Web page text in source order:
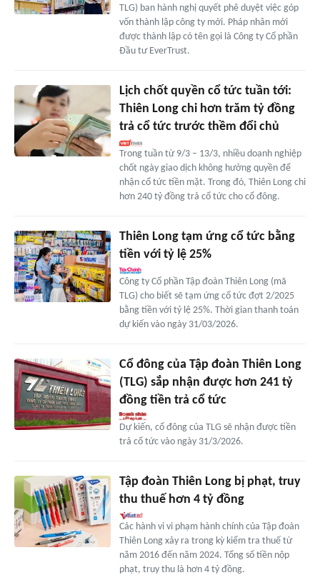
TLG) ban hành nghị quyết phê duyệt việc góp
vốn thành lập công ty mới. Pháp nhân mới
được thành lập có tên gọi là Công ty Cổ phần
Đầu tư EverTrust.
Lịch chốt quyền cổ tức tuần tới:
Thiên Long chi hơn trăm tỷ đồng
trả cổ tức trước thềm đổi chủ
Trong tuần từ 9/3 – 13/3, nhiều doanh nghiệp
chốt ngày giao dịch không hưởng quyền để
nhận cổ tức tiền mặt. Trong đó, Thiên Long chi
hơn 240 tỷ đồng trả cổ tức cho cổ đông.
Thiên Long tạm ứng cổ tức bằng
tiền với tỷ lệ 25%
Công ty Cổ phần Tập đoàn Thiên Long (mã
TLG) cho biết sẽ tạm ứng cổ tức đợt 2/2025
bằng tiền với tỷ lệ 25%. Thời gian thanh toán
dự kiến vào ngày 31/03/2026.
Cổ đông của Tập đoàn Thiên Long
(TLG) sắp nhận được hơn 241 tỷ
đồng tiền trả cổ tức
Dự kiến, cổ đông của TLG sẽ nhận được tiền
trả cổ tức vào ngày 31/3/2026.
Tập đoàn Thiên Long bị phạt, truy
thu thuế hơn 4 tỷ đồng
Các hành vi vi phạm hành chính của Tập đoàn
Thiên Long xảy ra trong kỳ kiểm tra thuế từ
năm 2016 đến năm 2024. Tổng số tiền nộp
phạt, truy thu là hơn 4 tỷ đồng.